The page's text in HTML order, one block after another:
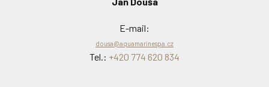
E-mail:
dousa@aquamarinespa.cz
Tel.: +420 774 620 834
E-mail:
kohoutek@aquamarinespa.cz